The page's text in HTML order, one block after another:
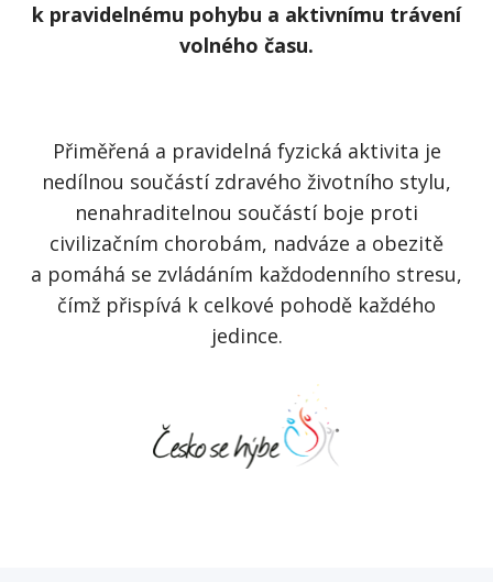
k pravidelnému pohybu a aktivnímu trávení
volného času.
Přiměřená a pravidelná fyzická aktivita je
nedílnou součástí zdravého životního stylu,
nenahraditelnou součástí boje proti
civilizačním chorobám, nadváze a obezitě
a pomáhá se zvládáním každodenního stresu,
čímž přispívá k celkové pohodě každého
jedince.